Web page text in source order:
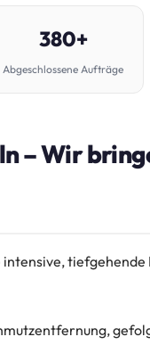
380+
Abgeschlossene Aufträge
– Wir